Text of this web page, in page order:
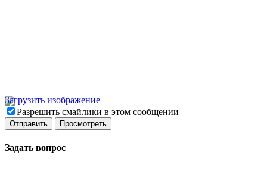
Загрузить изображение
Разрешить смайлики в этом сообщении
Задать вопрос